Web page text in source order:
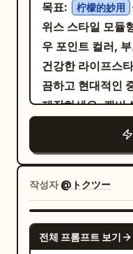
한 시리즈에 속함이
브 스페이스: 각
세요. 음식이나
고기, 플랫브레드,
하고 독립적인 시
이 더 고급스럽고
록 하세요. 여백
져야 합니다. 색상 블록 리듬: 매우 중요합니다.
6개 패널의 배경
리듬으로 끌어올
과 같이 조화로운
'산지 정보: 자리
시자', '우림 제안:
'제품 정보: 자리
지 제안서 발표에
넓게 유지합니다.
기보다 종이 엠보
늄 호일 내포장재,
드러운 아침 안개
다.
색상 체계는 시리
하되, 전체적으로
느낌이어야 합니
보싱 등고선, 부분
캔의 브러시드 메
는 데 집중합니다.
목표: 柠檬的妙用
위스 스타일 모듈
우 포인트 컬러,
건강한 라이프스
끔하고 현대적인
제작하세요. 캔버스: 16:9 와이드스크린 프레
는 여백, 선명한
없음. 비대칭 균형
트 위주의 큰 열을,
대형 사진 구성을 배치하
에는 제목 스택과
다. 오른쪽에는 슬
작성자@トクツー
전체 프롬프트 보기